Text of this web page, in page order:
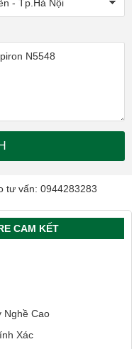
tư vấn: 0944283283
CAM KẾT
Nghề Cao
Xác